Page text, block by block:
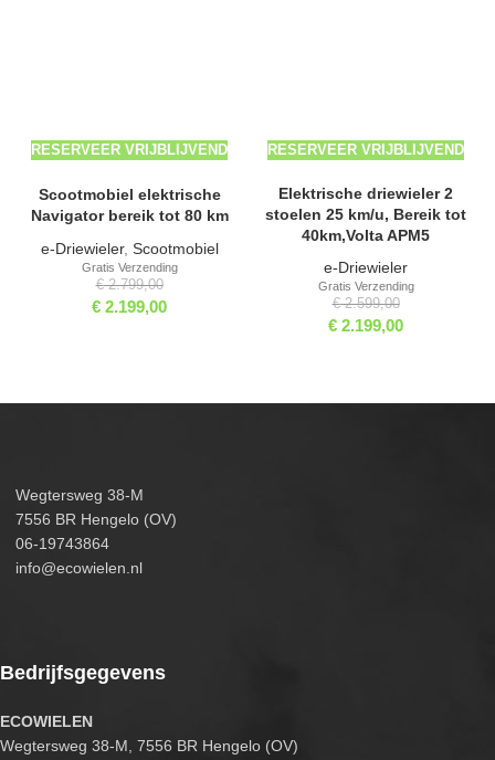
RESERVEER VRIJBLIJVEND
Scootmobiel elektrische
Navigator bereik tot 80 km
e-Driewieler, Scootmobiel
€2.799,00
€ 2.199,00
Gratis Verzending
RESERVEER VRIJBLIJVEND
Elektrische driewieler 2
stoelen 25 km/u, Bereik tot
40km,Volta APM5
e-Driewieler
€2.599,00
€ 2.199,00
Gratis Verzending
Wegtersweg 38-M
7556 BR Hengelo (OV)
06-19743864
info@ecowielen.nl
Bedrijfsgegevens
ECOWIELEN
Wegtersweg 38-M, 7556 BR Hengelo (OV)